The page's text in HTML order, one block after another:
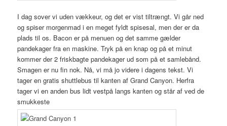
I dag sover vi uden vækkeur, og det er vist tiltrængt. Vi går ned
og spiser morgenmad i en meget fyldt spisesal, men der er da
plads til os. Bacon er på menuen og det samme gælder
pandekager fra en maskine. Tryk på en knap og på et minut
kommer der 2 friskbagte pandekager ud som på et samlebånd.
Smagen er nu fin nok. Nå, vi må jo videre i dagens tekst. Vi
tager en gratis shuttlebus til kanten af Grand Canyon. Herfra
tager vi en anden bus lidt vestpå langs kanten og står af ved de
smukkeste